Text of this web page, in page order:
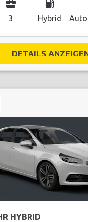
business_center
3
local_gas_station
Hybrid
DETAILS
HYBRID